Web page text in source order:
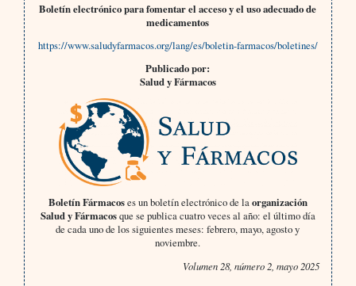
Boletín electrónico para fomentar el acceso y el uso adecuado de
medicamentos
https://www.saludyfarmacos.org/lang/es/boletin-farmacos/boletines/
Publicado por:
Salud y Fármacos
Boletín Fármacoses un boletín electrónico de laorganización
Salud y Fármacosque se publica cuatro veces al año: el último día
de cada uno de los siguientes meses: febrero, mayo, agosto y
noviembre.
Volumen 28, número 2, mayo 2025